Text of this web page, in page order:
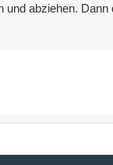
abziehen.